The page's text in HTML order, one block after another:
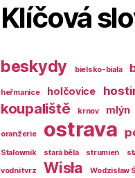
Klíčová
beskydy bielsko-biała
heřmanice holčovice
koupaliště krnov mlýn
oranžerie ostrava
Stalownik stará bělá strumień
vodní tvrz
Wisła Wodzisław